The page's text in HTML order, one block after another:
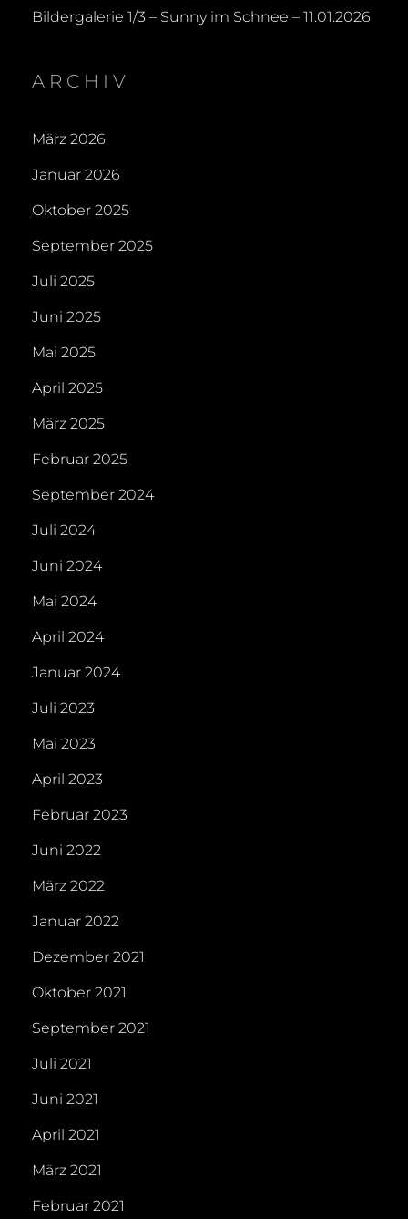
Bildergalerie 1/3 – Sunny im Schnee – 11.01.2026
ARCHIV
März 2026
Januar 2026
Oktober 2025
September 2025
Juli 2025
Juni 2025
Mai 2025
April 2025
März 2025
Februar 2025
September 2024
Juli 2024
Juni 2024
Mai 2024
April 2024
Januar 2024
Juli 2023
Mai 2023
April 2023
Februar 2023
Juni 2022
März 2022
Januar 2022
Dezember 2021
Oktober 2021
September 2021
Juli 2021
Juni 2021
April 2021
März 2021
Februar 2021